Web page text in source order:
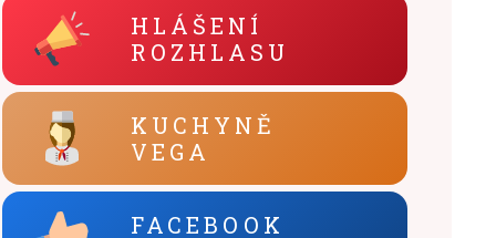
HLÁŠENÍ
ROZHLASU
KUCHYNĚ
VEGA
FACEBOOK